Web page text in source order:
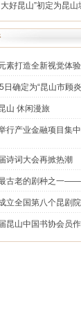
好昆山”初定为昆
素打造全新视觉体验
日确定为“昆山市顾
山 休闲漫旅
行产业金融项目集
诗词大会再掀热潮
古老的剧种之一——
立全国第八个昆剧院
昆山中国书协会员